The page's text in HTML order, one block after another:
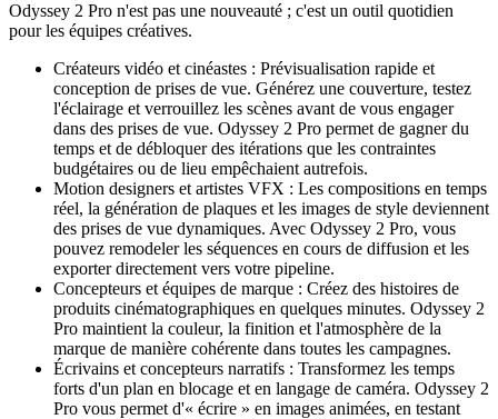
Odyssey 2 Pro n'est pas une nouveauté ; c'est un outil quotidien
pour les équipes créatives.
Créateurs vidéo et cinéastes : Prévisualisation rapide et
conception de prises de vue. Générez une couverture, testez
l'éclairage et verrouillez les scènes avant de vous engager
dans des prises de vue. Odyssey 2 Pro permet de gagner du
temps et de débloquer des itérations que les contraintes
budgétaires ou de lieu empêchaient autrefois.
Motion designers et artistes VFX : Les compositions en temps
réel, la génération de plaques et les images de style deviennent
des prises de vue dynamiques. Avec Odyssey 2 Pro, vous
pouvez remodeler les séquences en cours de diffusion et les
exporter directement vers votre pipeline.
Concepteurs et équipes de marque : Créez des histoires de
produits cinématographiques en quelques minutes. Odyssey 2
Pro maintient la couleur, la finition et l'atmosphère de la
marque de manière cohérente dans toutes les campagnes.
Écrivains et concepteurs narratifs : Transformez les temps
forts d'un plan en blocage et en langage de caméra. Odyssey 2
Pro vous permet d'« écrire » en images animées, en testant